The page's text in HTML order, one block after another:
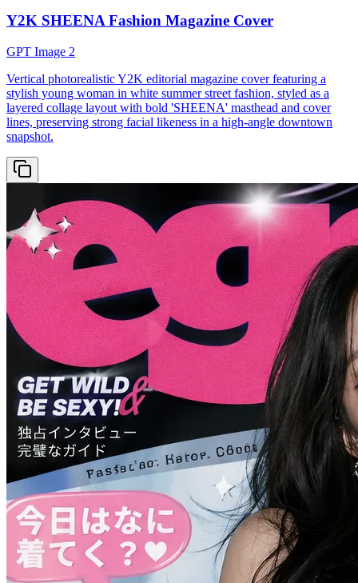
Y2K SHEENA Fashion Magazine Cover
GPT Image 2
Vertical photorealistic Y2K editorial magazine cover featuring a
stylish young woman in white summer street fashion, styled as a
layered collage layout with bold 'SHEENA' masthead and cover
lines, preserving strong facial likeness in a high-angle downtown
snapshot.